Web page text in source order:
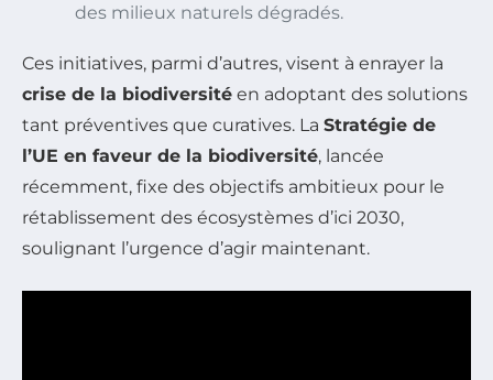
des milieux naturels dégradés.
Ces initiatives, parmi d’autres, visent à enrayer la
crise de la biodiversité en adoptant des solutions
tant préventives que curatives. La Stratégie de
l’UE en faveur de la biodiversité, lancée
récemment, fixe des objectifs ambitieux pour le
rétablissement des écosystèmes d’ici 2030,
soulignant l’urgence d’agir maintenant.